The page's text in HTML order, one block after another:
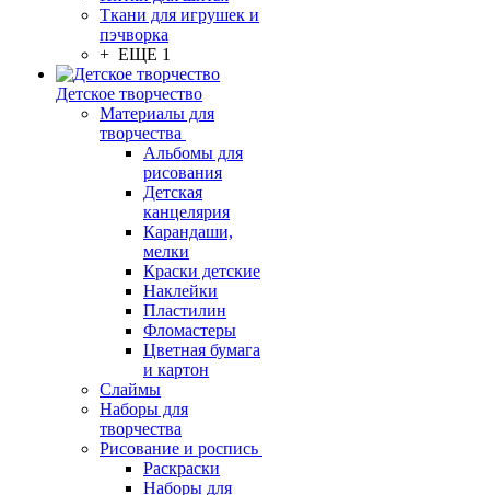
Ткани для игрушек и
пэчворка
+ ЕЩЕ 1
Детское творчество
Материалы для
творчества
Альбомы для
рисования
Детская
канцелярия
Карандаши,
мелки
Краски детские
Наклейки
Пластилин
Фломастеры
Цветная бумага
и картон
Слаймы
Наборы для
творчества
Рисование и роспись
Раскраски
Наборы для